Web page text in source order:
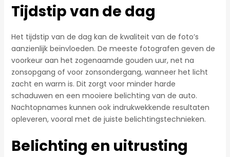
Tijdstip van de dag
Het tijdstip van de dag kan de kwaliteit van de foto’s
aanzienlijk beïnvloeden. De meeste fotografen geven de
voorkeur aan het zogenaamde gouden uur, net na
zonsopgang of voor zonsondergang, wanneer het licht
zacht en warm is. Dit zorgt voor minder harde
schaduwen en een mooiere belichting van de auto.
Nachtopnames kunnen ook indrukwekkende resultaten
opleveren, vooral met de juiste belichtingstechnieken.
Belichting en uitrusting